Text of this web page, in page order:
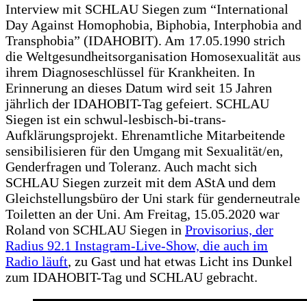
Interview mit SCHLAU Siegen zum “International
Day Against Homophobia, Biphobia, Interphobia and
Transphobia” (IDAHOBIT). Am 17.05.1990 strich
die Weltgesundheitsorganisation Homosexualität aus
ihrem Diagnoseschlüssel für Krankheiten. In
Erinnerung an dieses Datum wird seit 15 Jahren
jährlich der IDAHOBIT-Tag gefeiert. SCHLAU
Siegen ist ein schwul-lesbisch-bi-trans-
Aufklärungsprojekt. Ehrenamtliche Mitarbeitende
sensibilisieren für den Umgang mit Sexualität/en,
Genderfragen und Toleranz. Auch macht sich
SCHLAU Siegen zurzeit mit dem AStA und dem
Gleichstellungsbüro der Uni stark für genderneutrale
Toiletten an der Uni. Am Freitag, 15.05.2020 war
Roland von SCHLAU Siegen in Provisorius, der
Radius 92.1 Instagram-Live-Show, die auch im
Radio läuft, zu Gast und hat etwas Licht ins Dunkel
zum IDAHOBIT-Tag und SCHLAU gebracht.